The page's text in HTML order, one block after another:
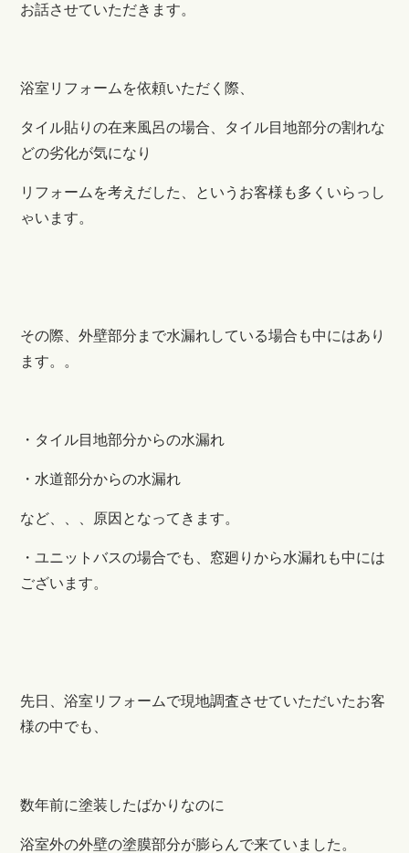
お話させていただきます。
浴室リフォームを依頼いただく際、
タイル貼りの在来風呂の場合、タイル目地部分の割れな
どの劣化が気になり
リフォームを考えだした、というお客様も多くいらっし
ゃいます。
その際、外壁部分まで水漏れしている場合も中にはあり
ます。。
・タイル目地部分からの水漏れ
・水道部分からの水漏れ
など、、、原因となってきます。
・ユニットバスの場合でも、窓廻りから水漏れも中には
ございます。
先日、浴室リフォームで現地調査させていただいたお客
様の中でも、
数年前に塗装したばかりなのに
浴室外の外壁の塗膜部分が膨らんで来ていました。